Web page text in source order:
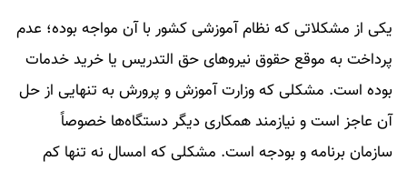
یکی از مشکلاتی که نظام آموزشی کشور با آن مواجه بوده؛ عدم
پرداخت به موقع حقوق نیروهای حق التدریس یا خرید خدمات
بوده است. مشکلی که وزارت آموزش و پرورش به تنهایی از حل
آن عاجز است و نیازمند همکاری دیگر دستگاه‌ها خصوصاً
سازمان برنامه و بودجه است. مشکلی که امسال نه تنها کم